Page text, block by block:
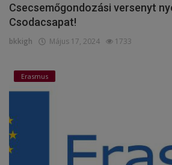
Csecsemőgondozási versenyt
Csodacsapat!
bkkigh Május 17, 2024 1733
Erasmus